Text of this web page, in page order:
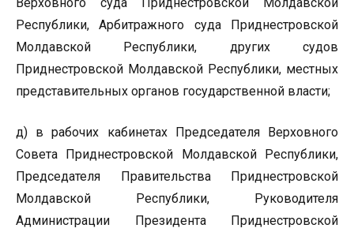
Верховного суда Приднестровской Молдавской
Республики, Арбитражного суда Приднестровской
Молдавской Республики, других судов
Приднестровской Молдавской Республики, местных
представительных органов государственной власти;
д) в рабочих кабинетах Председателя Верховного
Совета Приднестровской Молдавской Республики,
Председателя Правительства Приднестровской
Молдавской Республики, Руководителя
Администрации Президента Приднестровской